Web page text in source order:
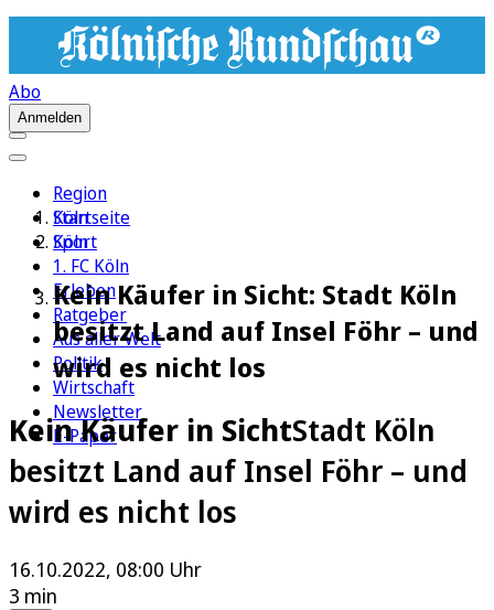
Abo
Anmelden
Region
Köln
Sport
1. FC Köln
Erleben
Ratgeber
Aus aller Welt
Politik
Wirtschaft
Newsletter
E-Paper
Startseite
Köln
Kein Käufer in Sicht: Stadt Köln
besitzt Land auf Insel Föhr – und
wird es nicht los
Kein Käufer in SichtStadt Köln
besitzt Land auf Insel Föhr – und
wird es nicht los
16.10.2022, 08:00 Uhr
3 min